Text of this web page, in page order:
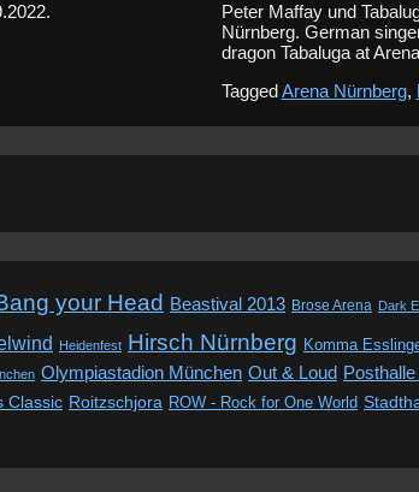
Peter Maffay und
Nürnberg. German
dragon Tabaluga at
TaggedArena Nürnberg,
your Head Beastival 2013 Brose Arena Dark
Heidenfest Hirsch Nürnberg Komma
Olympiastadion München Out & Loud
Classic Roitzschjora ROW - Rock for One World